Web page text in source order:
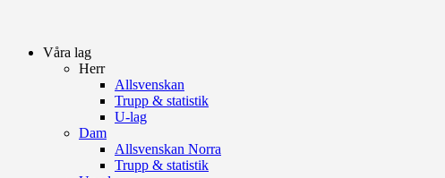
Våra lag
Herr
Allsvenskan
Trupp & statistik
U-lag
Dam
Allsvenskan Norra
Trupp & statistik